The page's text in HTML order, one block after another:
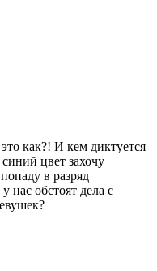
как?! И кем диктуется
цвет захочу
в разряд
нас обстоят дела с